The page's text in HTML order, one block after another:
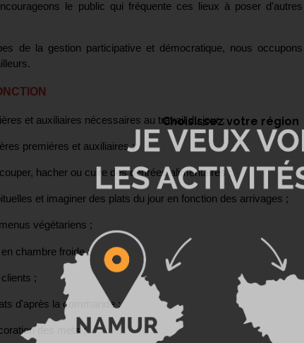
le public qui fréquente ces lieux à poser d'autres
de la gestion participative et démocratique, nous occupons
et auxiliaires nécessaires au travail du jour ;
premières et auxiliaires ;
hacher ou cuire des denrées alimentaires ;
et imaginer des plats du jour en fonction des arrivages ;
végétariens ;
chambre froide ;
;
d'après la commande ;
des mets ;
Choisissez votre région